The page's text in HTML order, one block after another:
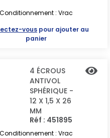
: Vrac
vous pour ajouter au
panier
4 ÉCROUS
ANTIVOL
SPHÉRIQUE -
12 X 1,5 X 26
MM
Réf : 451895
: Vrac